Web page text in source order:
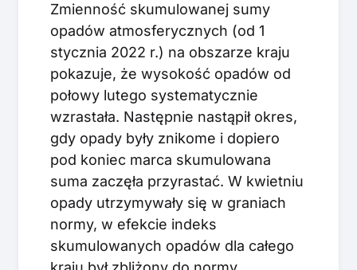
Zmienność skumulowanej sumy
opadów atmosferycznych (od 1
stycznia 2022 r.) na obszarze kraju
pokazuje, że wysokość opadów od
połowy lutego systematycznie
wzrastała. Następnie nastąpił okres,
gdy opady były znikome i dopiero
pod koniec marca skumulowana
suma zaczęła przyrastać. W kwietniu
opady utrzymywały się w graniach
normy, w efekcie indeks
skumulowanych opadów dla całego